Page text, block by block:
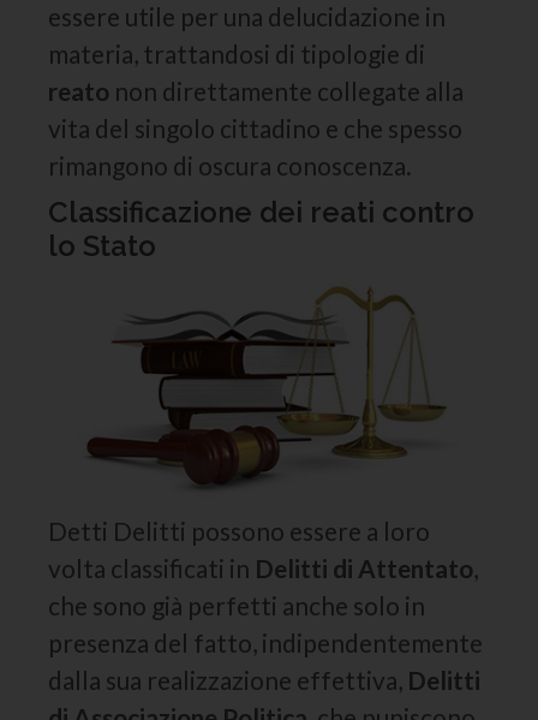
essere utile per una delucidazione in
materia, trattandosi di tipologie di
reato non direttamente collegate alla
vita del singolo cittadino e che spesso
rimangono di oscura conoscenza.
Classificazione dei reati contro
lo Stato
Detti Delitti possono essere a loro
volta classificati in Delitti di Attentato,
che sono già perfetti anche solo in
presenza del fatto, indipendentemente
dalla sua realizzazione effettiva, Delitti